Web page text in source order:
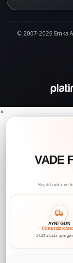
© 2007-2026 Emka
×
VADE
Seçili banka ve
AYNI GÜN
ÜCRETSİZ
14.30’a kadar aynı